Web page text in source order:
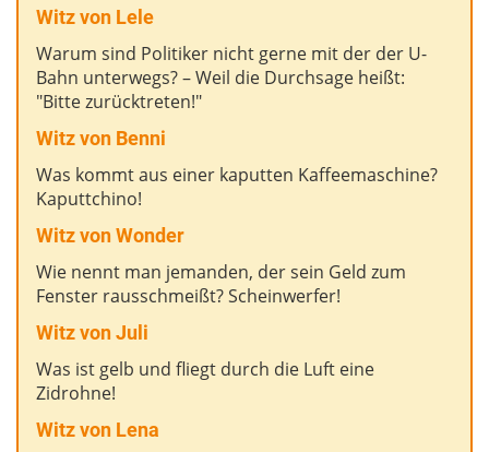
Witz von Lele
Warum sind Politiker nicht gerne mit der der U-
Bahn unterwegs? – Weil die Durchsage heißt:
"Bitte zurücktreten!"
Witz von Benni
Was kommt aus einer kaputten Kaffeemaschine?
Kaputtchino!
Witz von Wonder
Wie nennt man jemanden, der sein Geld zum
Fenster rausschmeißt? Scheinwerfer!
Witz von Juli
Was ist gelb und fliegt durch die Luft eine
Zidrohne!
Witz von Lena